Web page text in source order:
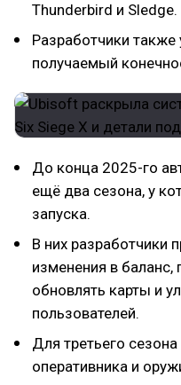
Thunderbird и Sledge.
Разработчики
получаемый
До конца 2025-го
ещё два сезона, у
запуска.
В них разработчики
изменения в баланс,
обновлять карты и
пользователей.
Для третьего
оперативника и